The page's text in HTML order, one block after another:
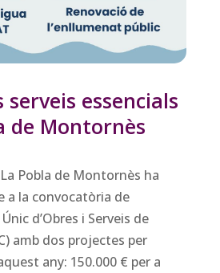
serveis essencials
de Montornès
Pobla de Montornès ha
a la convocatòria de
d’Obres i Serveis de
amb dos projectes per
any: 150.000 € per a